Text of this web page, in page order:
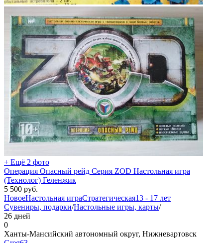
+ Ещё 2 фото
Операция Опасный рейд Серия ZOD Настольная игра
(Технолог) Геленжик
5 500 руб.
НовоеНастольная играСтратегическая13 - 17 лет
Сувениры, подарки/Настольные игры, карты/
26 дней
0
Ханты-Мансийский автономный округ, Нижневартовск